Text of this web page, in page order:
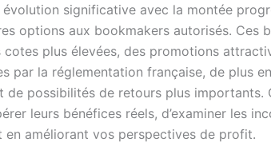
significative avec la montée
options aux bookmakers autorisés.
plus élevées, des promotions
par la réglementation française, de plus
de possibilités de retours plus
leurs bénéfices réels, d’examiner les
améliorant vos perspectives de profit.